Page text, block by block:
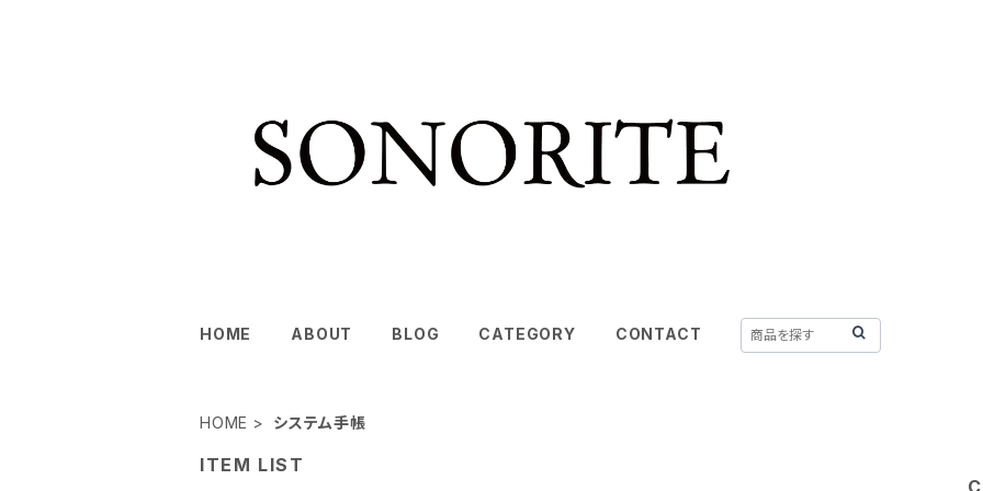
HOME ABOUT BLOG CATEGORY CONTACT
HOME システム手帳
ITEM LIST